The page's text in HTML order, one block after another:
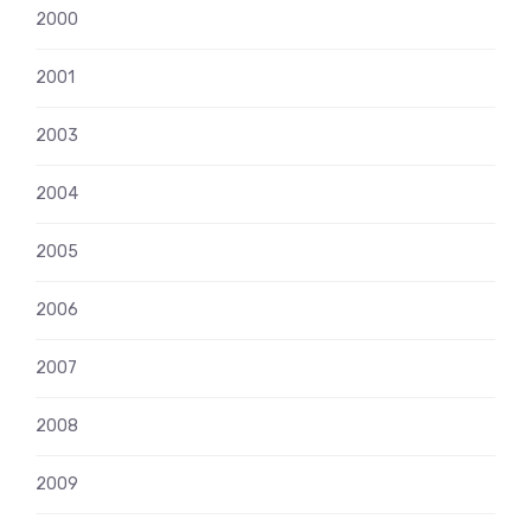
2000
2001
2003
2004
2005
2006
2007
2008
2009